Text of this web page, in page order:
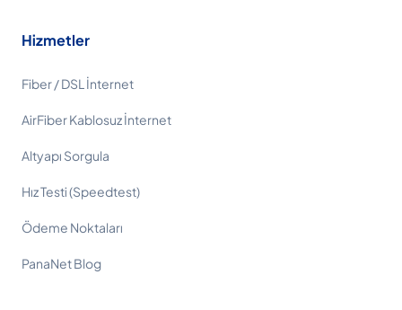
Hizmetler
Fiber / DSL İnternet
AirFiber Kablosuz İnternet
Altyapı Sorgula
Hız Testi (Speedtest)
Ödeme Noktaları
PanaNet Blog